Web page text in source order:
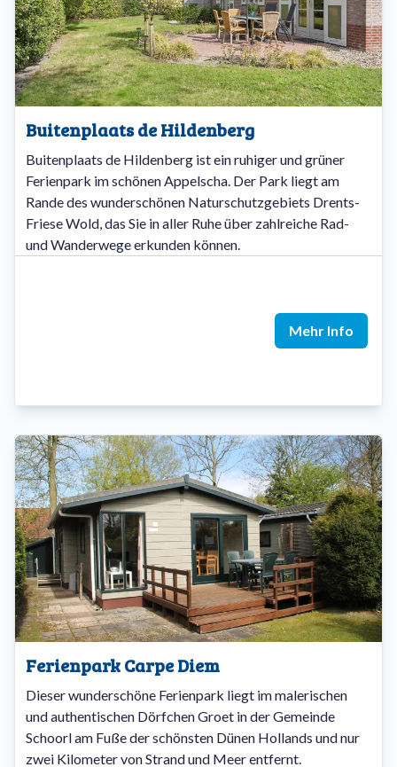
Buitenplaats de Hildenberg
Buitenplaats de Hildenberg ist ein ruhiger und grüner
Ferienpark im schönen Appelscha. Der Park liegt am
Rande des wunderschönen Naturschutzgebiets Drents-
Friese Wold, das Sie in aller Ruhe über zahlreiche Rad-
und Wanderwege erkunden können.
Mehr Info
Ferienpark Carpe Diem
Dieser wunderschöne Ferienpark liegt im malerischen
und authentischen Dörfchen Groet in der Gemeinde
Schoorl am Fuße der schönsten Dünen Hollands und nur
zwei Kilometer von Strand und Meer entfernt.